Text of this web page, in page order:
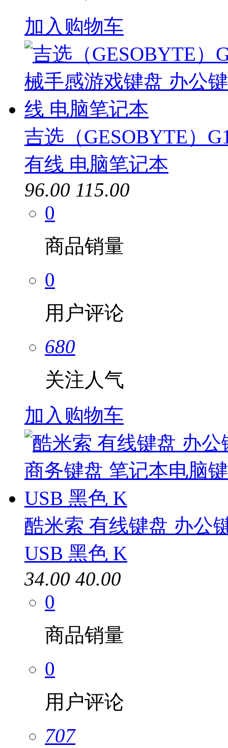
加入购物车
吉选（GESOBYTE）
有线 电脑笔记本
96.00 115.00
0
商品销量
0
用户评论
680
关注人气
加入购物车
酷米索 有线键盘 办公
USB 黑色 K
34.00 40.00
0
商品销量
0
用户评论
707